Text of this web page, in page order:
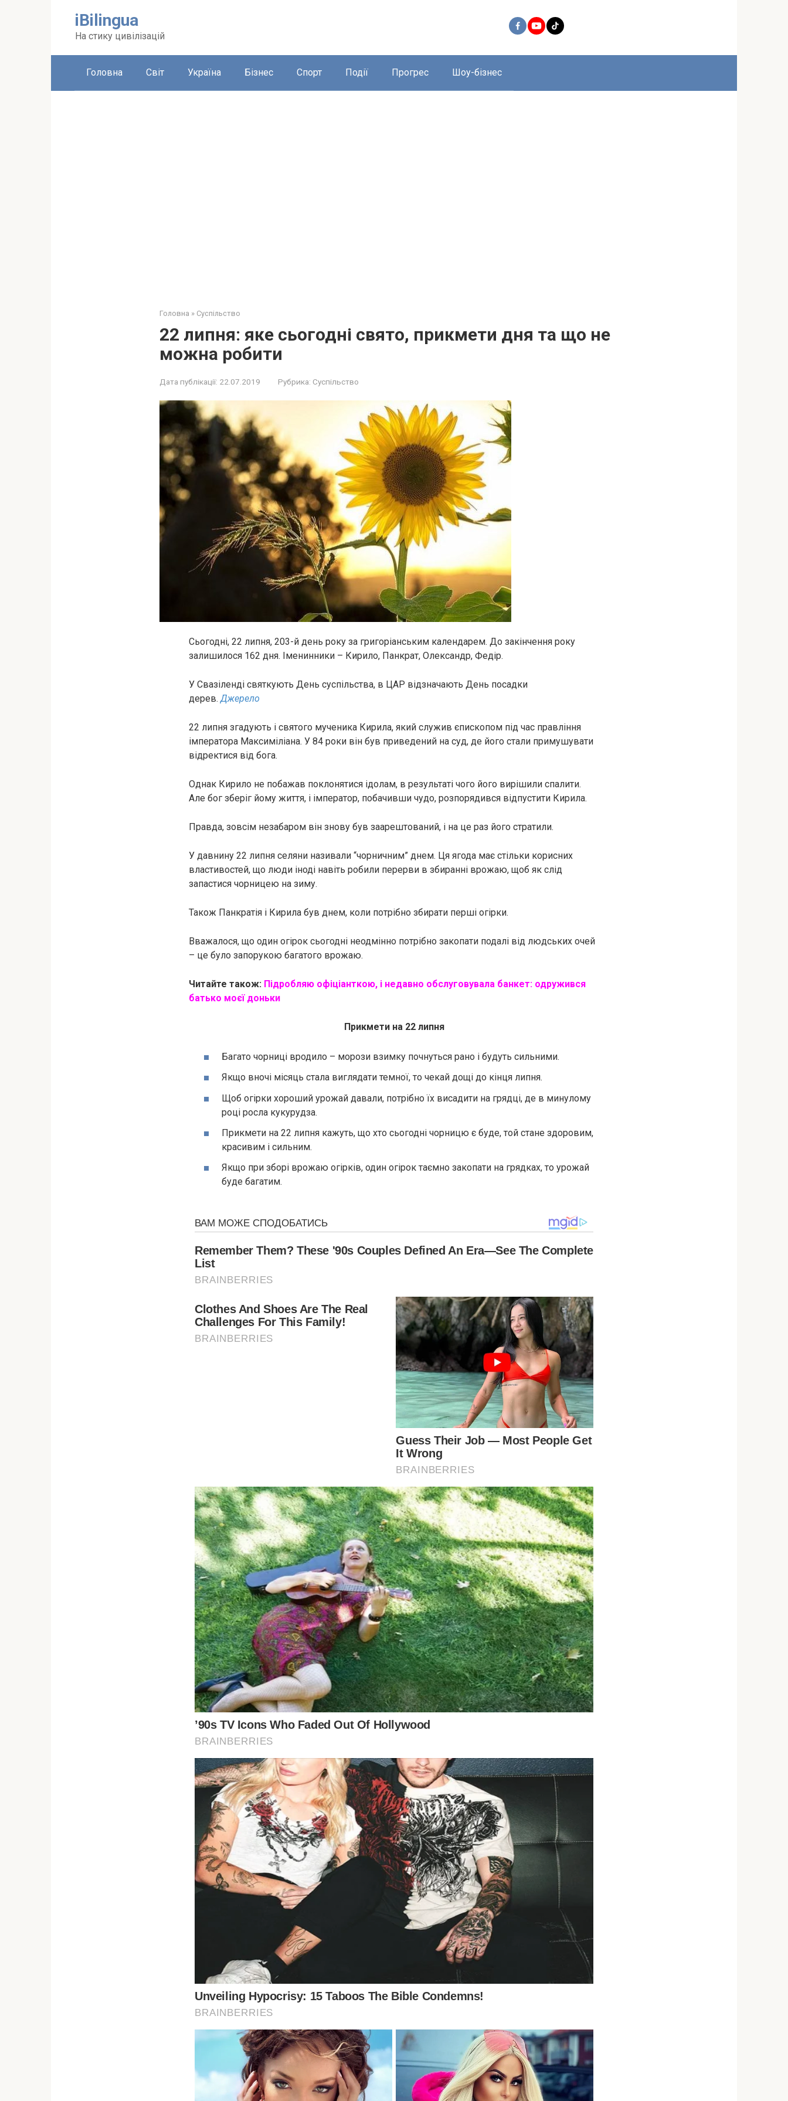
iBilingua
На стику цивілізацій
Головна Світ Україна Бізнес Спорт Події Прогрес Шоу-бізнес
Головна » Суспільство
22 липня: яке сьогодні свято, прикмети дня та що не
можна робити
Дата публікації: 22.07.2019 Рубрика: Суспільство
Сьогодні, 22 липня, 203-й день року за григоріанським календарем. До закінчення року
залишилося 162 дня. Іменинники – Кирило, Панкрат, Олександр, Федір.
У Свазіленді святкують День суспільства, в ЦАР відзначають День посадки
дерев.Джерело
22 липня згадують і святого мученика Кирила, який служив єпископом під час правління
імператора Максиміліана. У 84 роки він був приведений на суд, де його стали примушувати
відректися від бога.
Однак Кирило не побажав поклонятися ідолам, в результаті чого його вирішили спалити.
Але бог зберіг йому життя, і імператор, побачивши чудо, розпорядився відпустити Кирила.
Правда, зовсім незабаром він знову був заарештований, і на це раз його стратили.
У давнину 22 липня селяни називали “чорничним” днем. Ця ягода має стільки корисних
властивостей, що люди іноді навіть робили перерви в збиранні врожаю, щоб як слід
запастися чорницею на зиму.
Також Панкратія і Кирила був днем, коли потрібно збирати перші огірки.
Вважалося, що один огірок сьогодні неодмінно потрібно закопати подалі від людських очей
– це було запорукою багатого врожаю.
Читайте також: Підробляю офіціанткою, і недавно обслуговувала банкет: одружився
батько моєї доньки
Прикмети на 22 липня
Багато чорниці вродило – морози взимку почнуться рано і будуть сильними.
Якщо вночі місяць стала виглядати темної, то чекай дощі до кінця липня.
Щоб огірки хороший урожай давали, потрібно їх висадити на грядці, де в минулому
році росла кукурудза.
Прикмети на 22 липня кажуть, що хто сьогодні чорницю є буде, той стане здоровим,
красивим і сильним.
Якщо при зборі врожаю огірків, один огірок таємно закопати на грядках, то урожай
буде багатим.